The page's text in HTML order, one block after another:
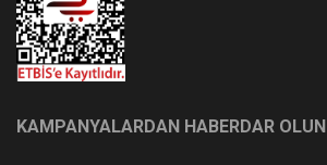
KAMPANYALARDAN HABERDAR OLUN